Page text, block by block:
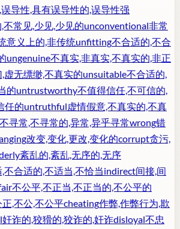
导性,具有误导性的,误导性强
不常见,少见,少见的unconventional非常
意义上的,非传统unfitting不合适的,不合
ungenuine不真实,非真实,不真实的,非正
虚无缥缈,不真实的unsuitable不合适的,
的untrustworthy不值得信任,不可信的,
任的untruthful虚情假意,不真实的,不真
不寻常,不寻常的,异常,异乎寻常wrong错
改变,变化,更改,变化的corrupt贪污,
紊乱的,紊乱,无序的,无序
不合适的,不适当,不恰当indirect间接,间
不公平,不正当,不正当的,不公平的
,不公,不公平cheating作弊,作弊行为,欺
奸诈的,狡猾的,狡诈的,奸诈disloyal不忠